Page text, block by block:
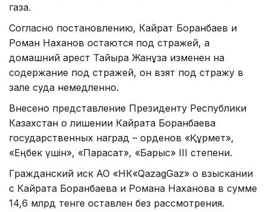
газа.
Согласно постановлению, Кайрат Боранбаев и
Роман Наханов остаются под стражей, а
домашний арест Тайыра Жанұзақ изменен на
содержание под стражей, он взят под стражу в
зале суда немедленно.
Внесено представление Президенту Республики
Казахстан о лишении Кайрата Боранбаева
государственных наград – орденов «Құрмет»,
«Еңбек үшін», «Парасат», «Барыс» III степени.
Гражданский иск АО «НК«QazagGaz» о взыскании
с Кайрата Боранбаева и Романа Наханова в сумме
14,6 млрд тенге оставлен без рассмотрения.